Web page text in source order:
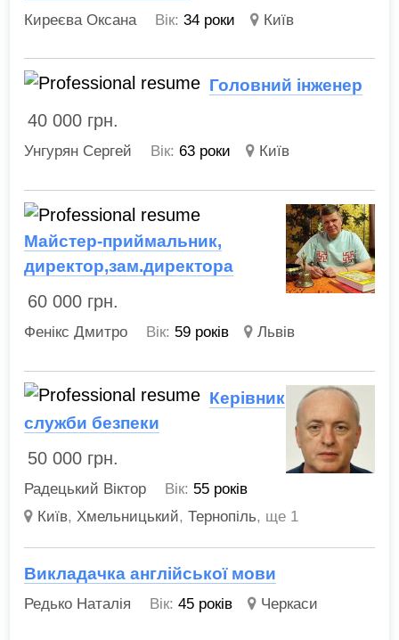
Киреєва Оксана Вік: 34 роки Київ
Головний інженер
40 000 грн.
Унгурян Сергей Вік: 63 роки Київ
Майстер-приймальник,
директор,зам.директора
60 000 грн.
Фенікс Дмитро Вік: 59 років Львів
Керівник
служби безпеки
50 000 грн.
Радецький Віктор Вік: 55 років
Київ,Хмельницький,Тернопіль, ще 1
Викладачка англійської мови
Редько Наталія Вік: 45 років Черкаси